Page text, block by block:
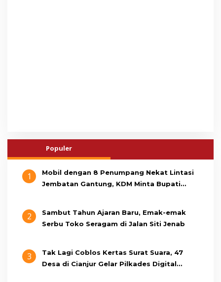
Populer
1
Mobil dengan 8 Penumpang Nekat Lintasi
Jembatan Gantung, KDM Minta Bupati
2
Sambut Tahun Ajaran Baru, Emak-emak
Serbu Toko Seragam di Jalan Siti Jenab
3
Tak Lagi Coblos Kertas Surat Suara, 47
Desa di Cianjur Gelar Pilkades Digital